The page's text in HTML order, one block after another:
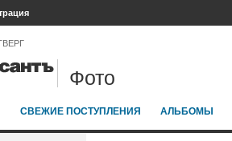
Фото
СВЕЖИЕ ПОСТУПЛЕНИЯ АЛЬБОМЫ